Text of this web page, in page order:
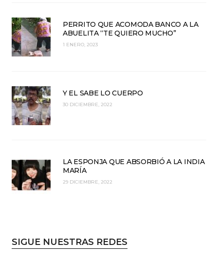
PERRITO QUE ACOMODA BANCO A LA
ABUELITA “TE QUIERO MUCHO”
1 ENERO, 2023
Y EL SABE LO CUERPO
30 DICIEMBRE, 2022
LA ESPONJA QUE ABSORBIÓ A LA INDIA
MARÍA
29 DICIEMBRE, 2022
SIGUE NUESTRAS REDES